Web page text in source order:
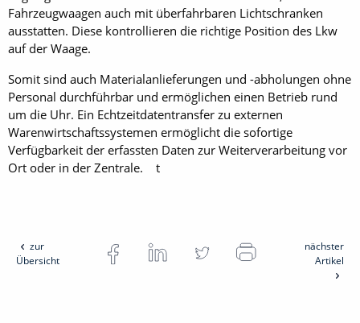
Fahrzeugwaagen auch mit überfahrbaren Lichtschranken
ausstatten. Diese kontrollieren die richtige Position des Lkw
auf der Waage.
Somit sind auch Materialanlieferungen und -abholungen ohne
Personal durchführbar und ermöglichen einen Betrieb rund
um die Uhr. Ein Echtzeitdatentransfer zu externen
Warenwirtschaftssystemen ermöglicht die sofortige
Verfügbarkeit der erfassten Daten zur Weiterverarbeitung vor
Ort oder in der Zentrale. t
zur
Übersicht
nächster
Artikel